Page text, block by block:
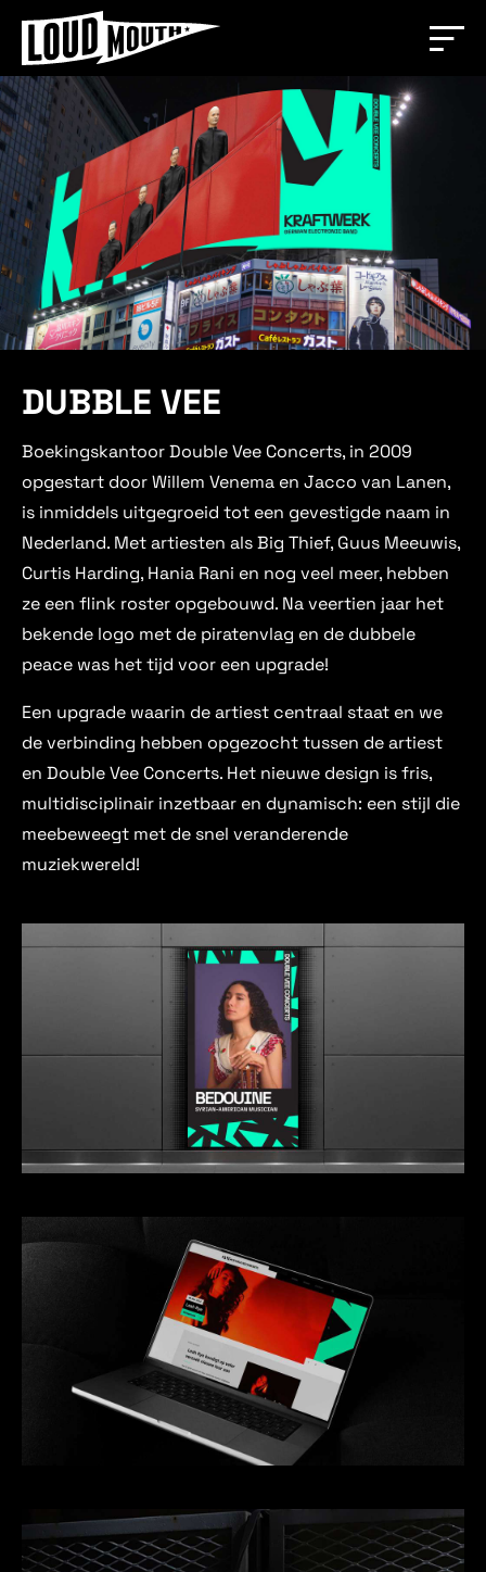
DUBBLE VEE
Boekingskantoor Double Vee Concerts, in 2009
opgestart door Willem Venema en Jacco van Lanen,
is inmiddels uitgegroeid tot een gevestigde naam in
Nederland. Met artiesten als Big Thief, Guus Meeuwis,
Curtis Harding, Hania Rani en nog veel meer, hebben
ze een flink roster opgebouwd. Na veertien jaar het
bekende logo met de piratenvlag en de dubbele
peace was het tijd voor een upgrade!
Een upgrade waarin de artiest centraal staat en we
de verbinding hebben opgezocht tussen de artiest
en Double Vee Concerts. Het nieuwe design is fris,
multidisciplinair inzetbaar en dynamisch: een stijl die
meebeweegt met de snel veranderende
muziekwereld!